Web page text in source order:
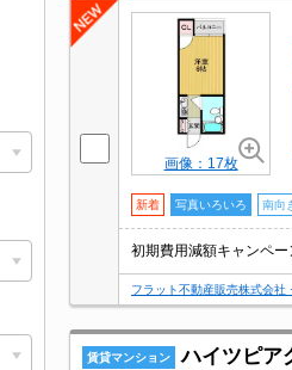
画像：17枚
新着 写真いろいろ 南向
初期費用減額キャンペ
フラット不動産販売株式会
賃貸マンション ハイツピア